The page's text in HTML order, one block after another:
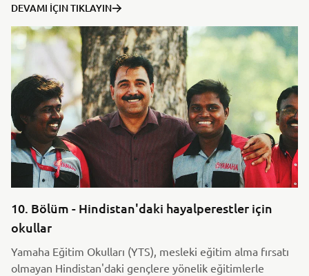
DEVAMI İÇIN TIKLAYIN
10. Bölüm - Hindistan'daki hayalperestler için
okullar
Yamaha Eğitim Okulları (YTS), mesleki eğitim alma fırsatı
olmayan Hindistan'daki gençlere yönelik eğitimlerle